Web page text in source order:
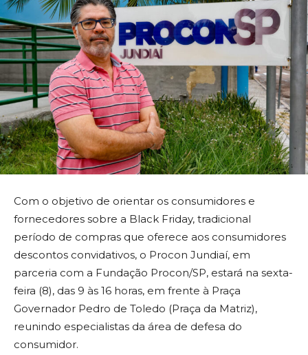
Com o objetivo de orientar os consumidores e
fornecedores sobre a Black Friday, tradicional
período de compras que oferece aos consumidores
descontos convidativos, o Procon Jundiaí, em
parceria com a Fundação Procon/SP, estará na sexta-
feira (8), das 9 às 16 horas, em frente à Praça
Governador Pedro de Toledo (Praça da Matriz),
reunindo especialistas da área de defesa do
consumidor.